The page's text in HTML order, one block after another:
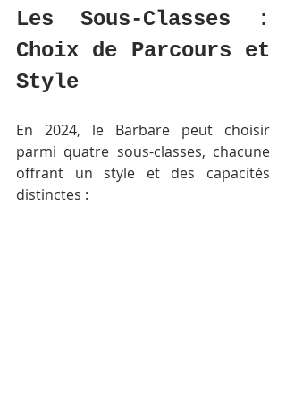
Les Sous-Classes :
Choix de Parcours et
Style
En 2024, le Barbare peut choisir
parmi quatre sous-classes, chacune
offrant un style et des capacités
distinctes :